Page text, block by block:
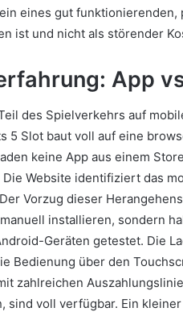
eines gut
ist und nicht als störender
App
des Spielverkehrs auf
5 Slot baut voll auf eine
keine App aus einem
Website identifiziert das
Vorzug dieser
installieren, sondern
Geräten getestet. Die
Bedienung über den
zahlreichen
sind voll verfügbar. Ein